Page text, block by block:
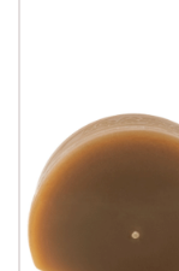
PATINS
PATINAGEM